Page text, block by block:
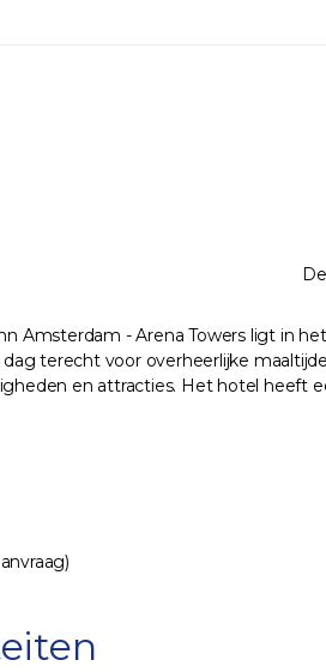
Amsterdam - Arena Towers ligt in
terecht voor overheerlijke
en attracties. Het hotel heeft